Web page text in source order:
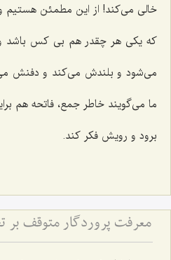
خالی می‌کند! از این مطمئن هستیم
که یکی هر چقدر هم بی کس باشد
می‌شود و بلندش می‌کند و دفنش
ما می‌گویند خاطر جمع، فاتحه هم
برود و رویش فکر کند.